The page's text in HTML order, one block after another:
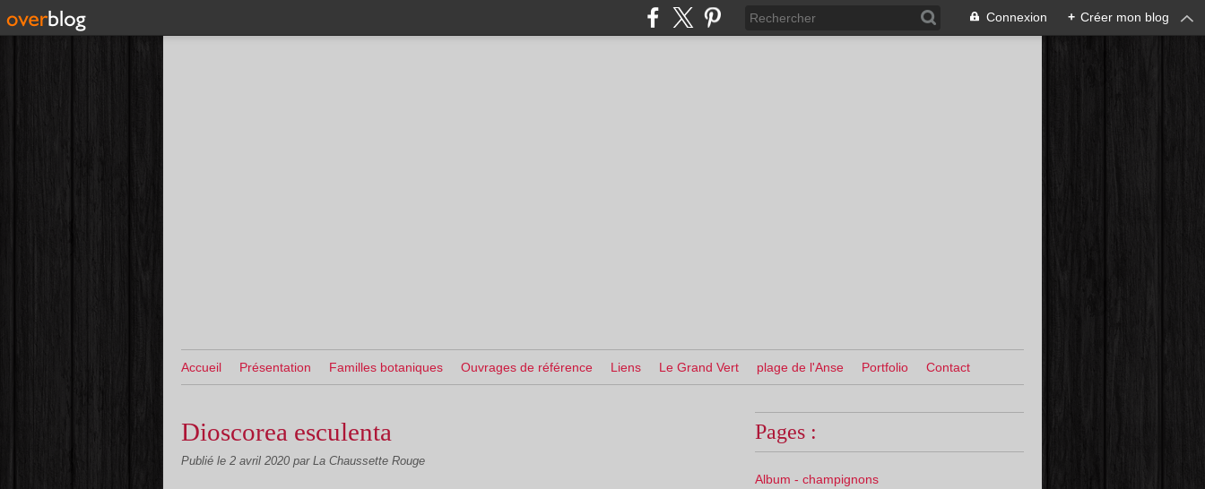
Connexion + Créer mon blog
Accueil Présentation Familles botaniques Ouvrages de référence Liens Le Grand Vert plage de l'Anse Portfolio Contact
Dioscorea esculenta
Publié le 2 avril 2020 par La Chaussette Rouge
Pages :
Album - champignons